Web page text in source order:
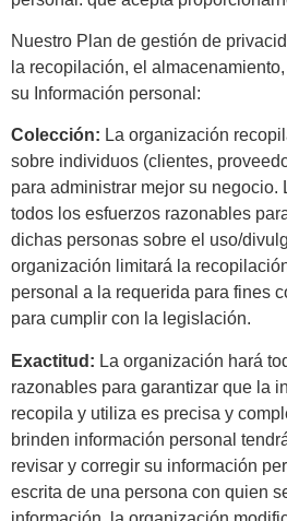
Nuestro Plan de gestión de
la recopilación, el
su Información personal:
Colección: La organización
sobre individuos (clientes,
para administrar mejor su negocio.
todos los esfuerzos razonables
dichas personas sobre el uso/
organización limitará la
personal a la requerida para fines
para cumplir con la legislación.
Exactitud: La organización hará
razonables para garantizar que la
recopila y utiliza es precisa y
brinden información personal
revisar y corregir su información
escrita de una persona con quien